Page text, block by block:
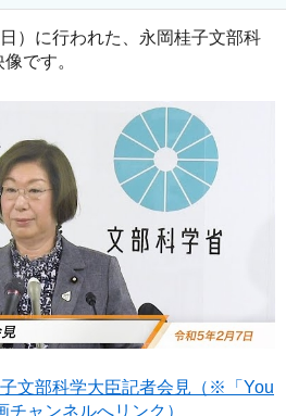
）に行われた、永岡桂子文部科
です。
文部科学大臣記者会見（※「You
ャンネルへリンク）